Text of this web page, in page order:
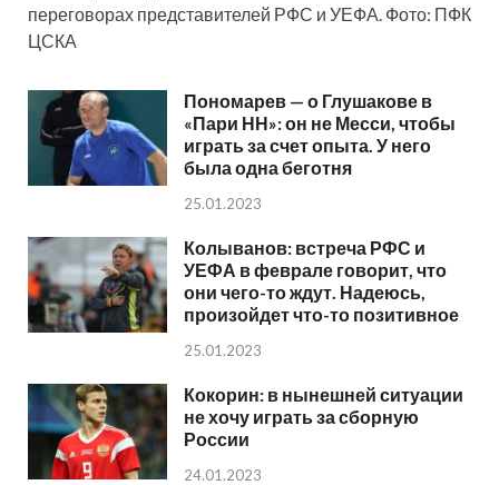
переговорах представителей РФС и УЕФА. Фото: ПФК
ЦСКА
Пономарев — о Глушакове в
«Пари НН»: он не Месси, чтобы
играть за счет опыта. У него
была одна беготня
25.01.2023
Колыванов: встреча РФС и
УЕФА в феврале говорит, что
они чего-то ждут. Надеюсь,
произойдет что-то позитивное
25.01.2023
Кокорин: в нынешней ситуации
не хочу играть за сборную
России
24.01.2023